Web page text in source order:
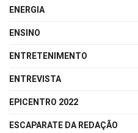
ENERGIA
ENSINO
ENTRETENIMENTO
ENTREVISTA
EPICENTRO 2022
ESCAPARATE DA REDAÇÃO